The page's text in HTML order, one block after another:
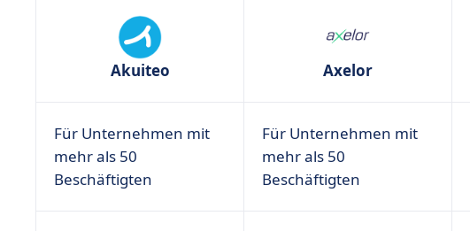
Akuiteo Axelor
Für Unternehmen mit
mehr als 50
Beschäftigten
Für Unternehmen mit
mehr als 50
Beschäftigten